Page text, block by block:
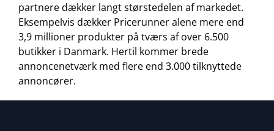
partnere dækker langt størstedelen af markedet.
Eksempelvis dækker Pricerunner alene mere end
3,9 millioner produkter på tværs af over 6.500
butikker i Danmark. Hertil kommer brede
annoncenetværk med flere end 3.000 tilknyttede
annoncører.